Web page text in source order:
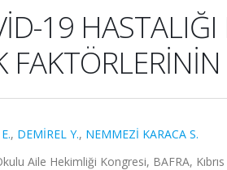
19 HASTALIĞI
, DEMİREL Y., NEMMEZİ KARACA S.
Aile Hekimliği Kongresi, BAFRA,